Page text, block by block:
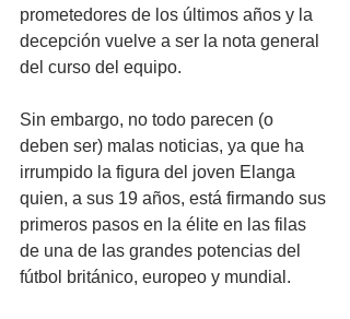
prometedores de los últimos años y la
decepción vuelve a ser la nota general
del curso del equipo.
Sin embargo, no todo parecen (o
deben ser) malas noticias, ya que ha
irrumpido la figura del joven Elanga
quien, a sus 19 años, está firmando sus
primeros pasos en la élite en las filas
de una de las grandes potencias del
fútbol británico, europeo y mundial.